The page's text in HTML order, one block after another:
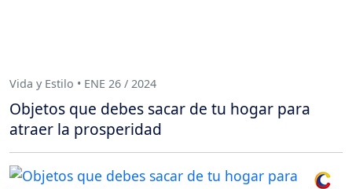
Vida y Estilo • ENE 26 / 2024
Objetos que debes sacar de tu hogar para
atraer la prosperidad